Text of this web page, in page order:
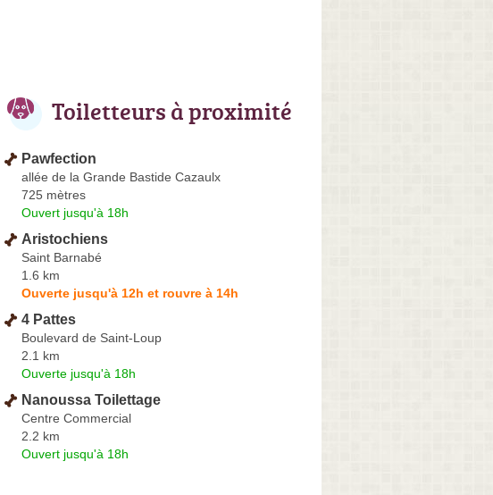
Toiletteurs à proximité
Pawfection
allée de la Grande Bastide Cazaulx
725 mètres
Ouvert jusqu'à 18h
Aristochiens
Saint Barnabé
1.6 km
Ouverte jusqu'à 12h et rouvre à 14h
4 Pattes
Boulevard de Saint-Loup
2.1 km
Ouverte jusqu'à 18h
Nanoussa Toilettage
Centre Commercial
2.2 km
Ouvert jusqu'à 18h